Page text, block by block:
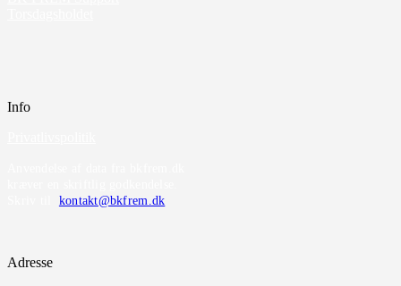
Info
kontakt@bkfrem.dk
Adresse